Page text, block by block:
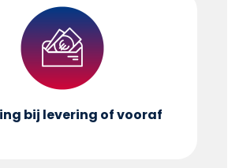
bij levering of vooraf